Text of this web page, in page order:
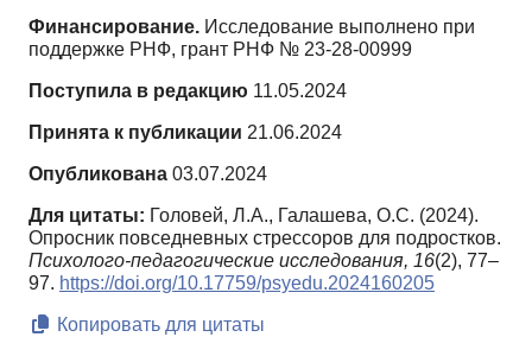
Финансирование. Исследование выполнено при
поддержке РНФ, грант РНФ № 23-28-00999
Поступила в редакцию 11.05.2024
Принята к публикации 21.06.2024
Опубликована 03.07.2024
Для цитаты: Головей, Л.А., Галашева, О.С. (2024).
Опросник повседневных стрессоров для подростков.
Психолого-педагогические исследования, 16(2), 77–
97. https://doi.org/10.17759/psyedu.2024160205
Копировать для цитаты